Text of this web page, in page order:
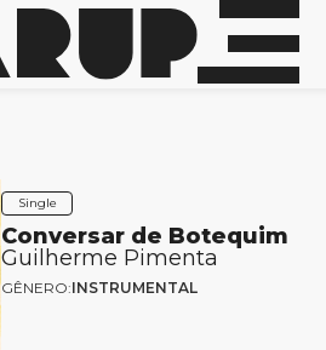
Single
Conversar de Botequim
Guilherme Pimenta
GÊNERO:INSTRUMENTAL